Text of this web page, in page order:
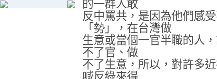
的一群人敢
反中罵共，是因為他們感
「勢」，在台灣做
生意或當個一官半職的人
不了官、做
不了生意，所以，對許多